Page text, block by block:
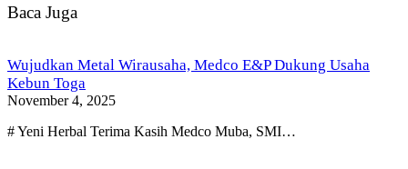
Baca Juga
Wujudkan Metal Wirausaha, Medco E&P Dukung Usaha
Kebun Toga
November 4, 2025
# Yeni Herbal Terima Kasih Medco Muba, SMI…